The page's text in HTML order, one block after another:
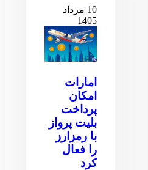
10 مرداد
1405
امارات
امکان
پرداخت
بلیت پرواز
با رمزارز
را فعال
کرد